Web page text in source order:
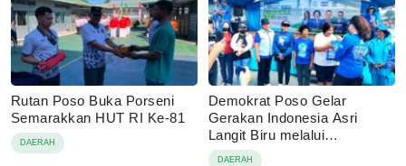
Rutan Poso Buka Porseni
Semarakkan HUT RI Ke-81
DAERAH
Demokrat Poso Gelar
Gerakan Indonesia Asri
Langit Biru melalui
Pembagian Sembako
DAERAH